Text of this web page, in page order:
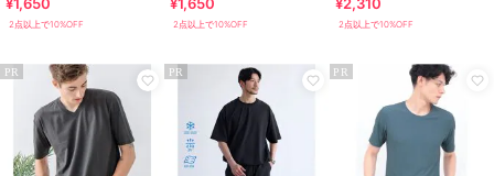
2点以上で10%OFF 2点以上で10%OFF 2点以上で10%OFF
PR PR PR